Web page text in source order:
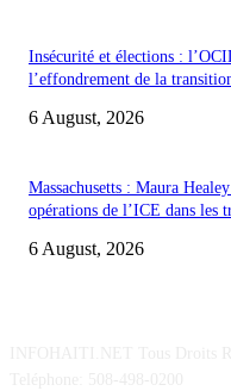
Insécurité et élections :
l’effondrement de la
6 August, 2026
Massachusetts : Maura
opérations de l’ICE dans les
6 August, 2026